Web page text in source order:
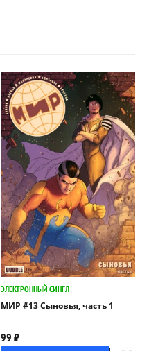
ЭЛЕКТРОННЫЙ СИНГЛ
МИР #13 Сыновья, часть 1
99 ₽